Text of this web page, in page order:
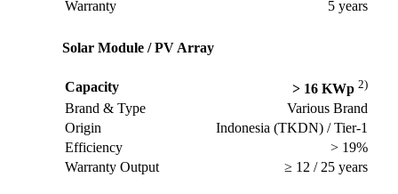
Warranty
5 years
Solar Module / PV Array
Capacity > 16 KWp 2)
Brand & Type
Various Brand
Origin
Indonesia (TKDN) / Tier-1
Efficiency
> 19%
Warranty Output
≥ 12 / 25 years